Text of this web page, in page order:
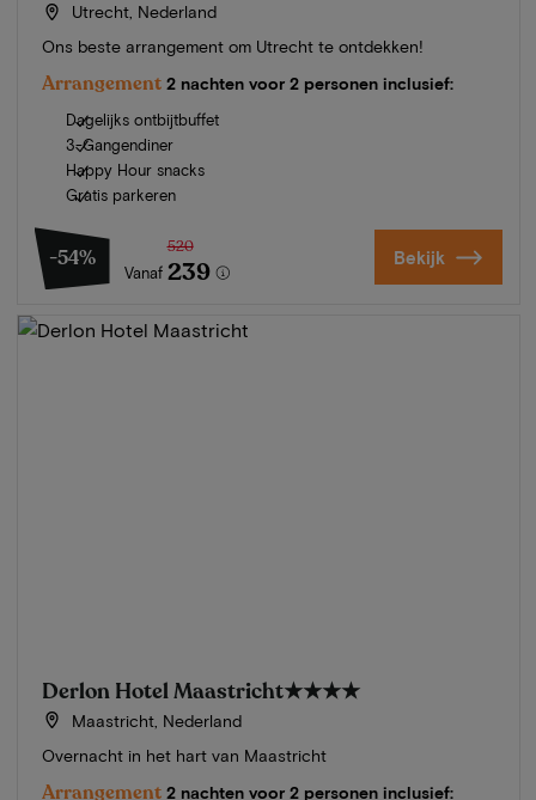
Utrecht, Nederland
Ons beste arrangement om Utrecht te ontdekken!
Arrangement 2 nachten voor 2 personen inclusief:
Dagelijks ontbijtbuffet
3-Gangendiner
Happy Hour snacks
Gratis parkeren
-54%
Vanaf
520
239 Bekijk
Derlon Hotel Maastricht★★★★
Maastricht, Nederland
Overnacht in het hart van Maastricht
Arrangement 2 nachten voor 2 personen inclusief: